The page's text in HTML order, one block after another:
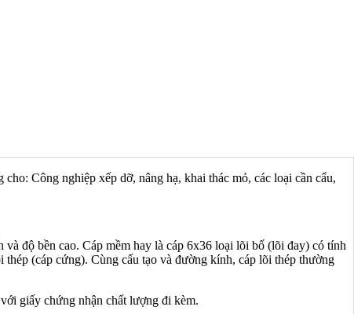
Công nghiệp xếp dỡ, nâng hạ, khai thác mỏ, các loại cần cẩu,
độ bền cao. Cáp mềm hay là cáp 6x36 loại lõi bố (lõi đay) có tính
(cáp cứng). Cùng cấu tạo và đường kính, cáp lõi thép thường
giấy chứng nhận chất lượng đi kèm.